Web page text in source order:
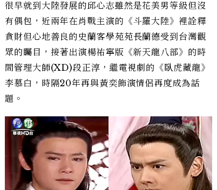
很早就到大陸發展的邱心志雖然是花美男等級但沒
有偶包，近兩年在肖戰主演的《斗羅大陸》裡詮釋
貪財但心地善良的史蘭客學苑苑長蘭德受到台灣觀
眾的矚目，接著出演楊祐寧版《新天龍八部》的時
間管理大師(XD)段正淳，繼電視劇的《臥虎藏龍》
李慕白，時隔20年再與黃奕飾演情侶再度成為話
題。